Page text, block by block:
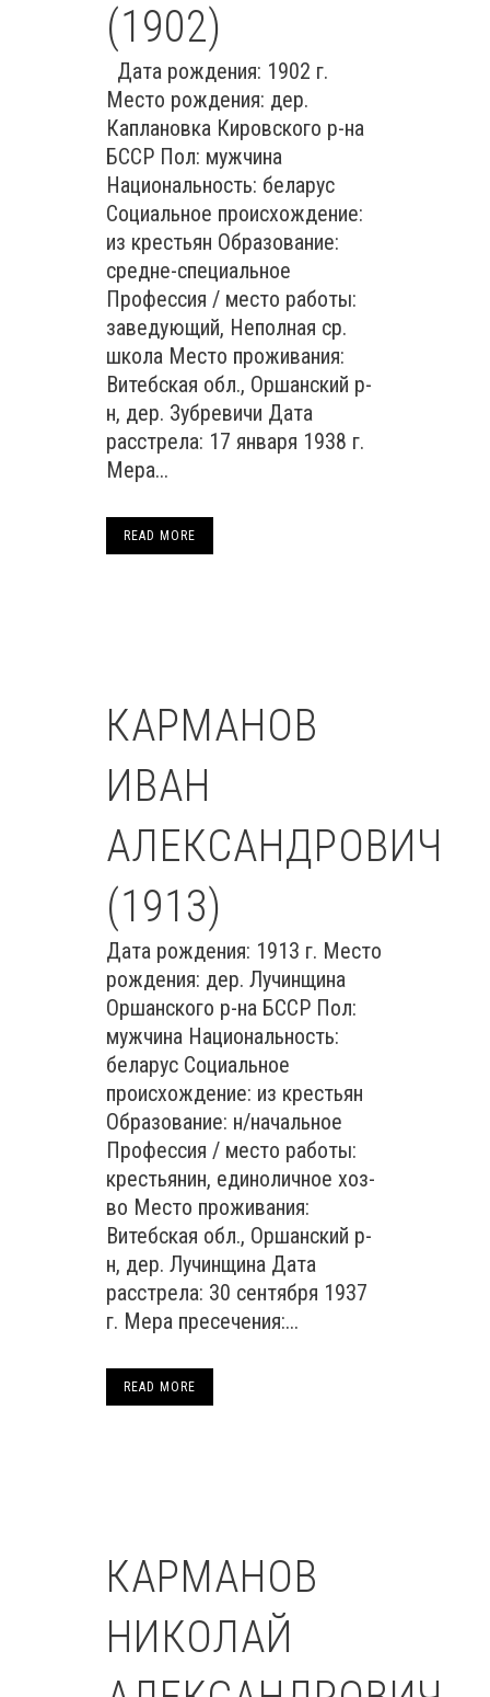
(1902)
Дата рождения: 1902 г.
Место рождения: дер.
Каплановка Кировского р-на
БССР Пол: мужчина
Национальность: беларус
Социальное происхождение:
из крестьян Образование:
средне-специальное
Профессия / место работы:
заведующий, Неполная ср.
школа Место проживания:
Витебская обл., Оршанский р-
н, дер. Зубревичи Дата
расстрела: 17 января 1938 г.
Мера...
READ MORE
КАРМАНОВ
ИВАН
АЛЕКСАНДРОВИЧ
(1913)
Дата рождения: 1913 г. Место
рождения: дер. Лучинщина
Оршанского р-на БССР Пол:
мужчина Национальность:
беларус Социальное
происхождение: из крестьян
Образование: н/начальное
Профессия / место работы:
крестьянин, единоличное хоз-
во Место проживания:
Витебская обл., Оршанский р-
н, дер. Лучинщина Дата
расстрела: 30 сентября 1937
г. Мера пресечения:...
READ MORE
КАРМАНОВ
НИКОЛАЙ